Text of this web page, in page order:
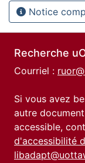
Notice
Recherche
Courriel :
Si vous avez
autre
accessible,
d'accessibilité